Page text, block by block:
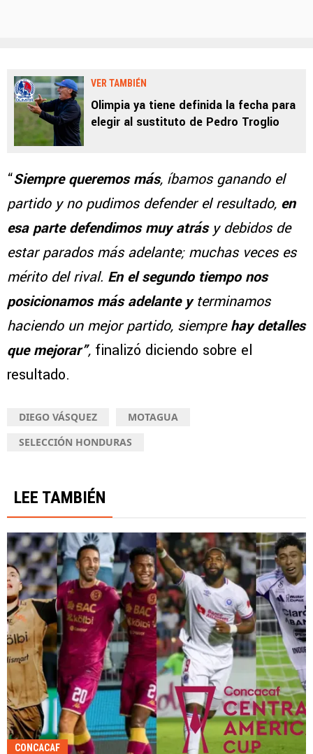
VER TAMBIÉN
Olimpia ya tiene definida la fecha para
elegir al sustituto de Pedro Troglio
“Siempre queremos más, íbamos ganando el
partido y no pudimos defender el resultado, en
esa parte defendimos muy atrásy debidos de
estar parados más adelante; muchas veces es
mérito del rival. En el segundo tiempo nos
posicionamos más adelante yterminamos
haciendo un mejor partido, siemprehay detalles
que mejorar”, finalizó diciendo sobre el
resultado.
DIEGO VÁSQUEZ
MOTAGUA
SELECCIÓN HONDURAS
LEE TAMBIÉN
CONCACAF